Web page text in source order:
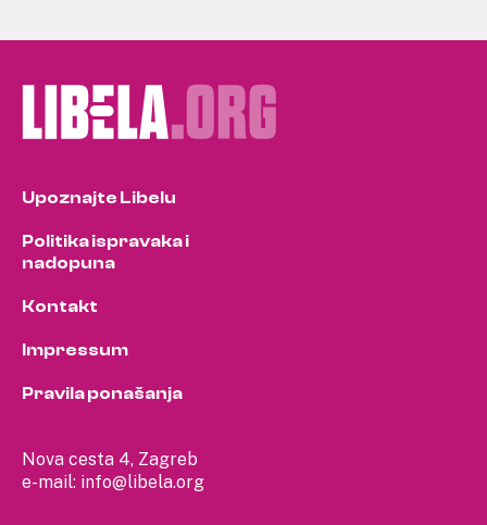
Nova cesta 4, Zagreb
e-mail: info@libela.org
Upoznajte Libelu
Politika ispravaka i
nadopuna
Kontakt
Impressum
Pravila ponašanja